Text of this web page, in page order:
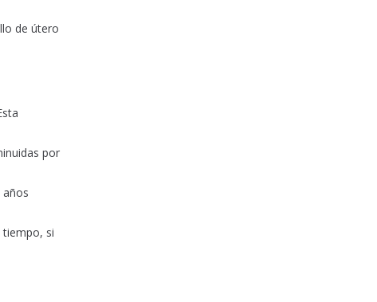
de útero
por
años
tiempo, si